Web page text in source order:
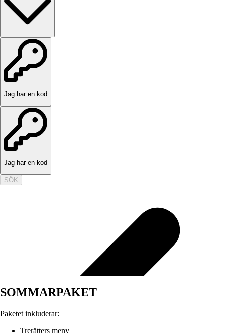
Jag har en kod
Jag har en kod
SÖK
SOMMARPAKET
Paketet inkluderar:
Trerätters meny